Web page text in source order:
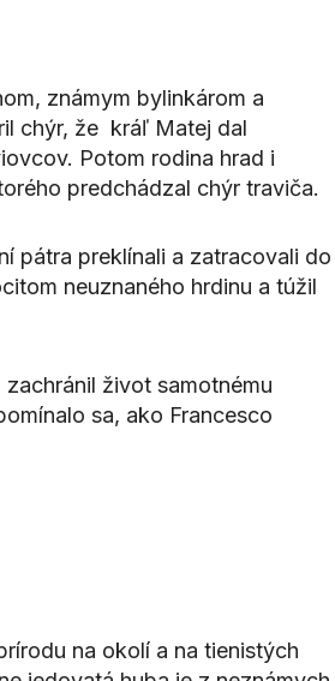
známym bylinkárom a
chýr, že kráľ Matej dal
Potom rodina hrad i
predchádzal chýr traviča.
pátra preklínali a zatracovali do
neuznaného hrdinu a túžil
život samotnému
sa, ako Francesco
na okolí a na tienistých